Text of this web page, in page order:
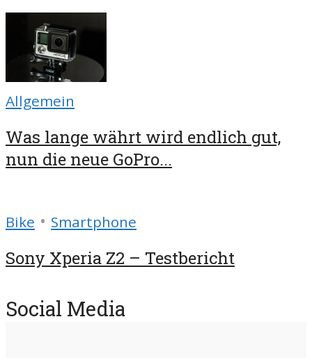
Allgemein
Was lange währt wird endlich gut,
nun die neue GoPro...
Bike • Smartphone
Sony Xperia Z2 – Testbericht
Social Media